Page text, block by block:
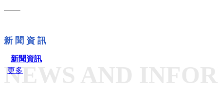
新 聞 資 訊
NEWS AND
新聞資訊
更多